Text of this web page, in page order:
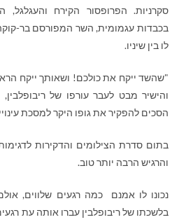
סקרניות. הפרופסור הקירח והעגלגל,
בכבדות עגמומית, השר המפורסם בר-
לו בין שיניו.
"שהשד ייקח את כולכם! ושאותך ייקח
והישיר מבט לעבר עורפו של
הסכים להפקיר את גופו היקר למסכת
בתום סדרת הצילומים והדקירות
והרגיש הרבה יותר טוב.
נכונו לו אמנם כמה רגעים שלווים,
בלשכתו של ריבופלבין עברו אותה עת